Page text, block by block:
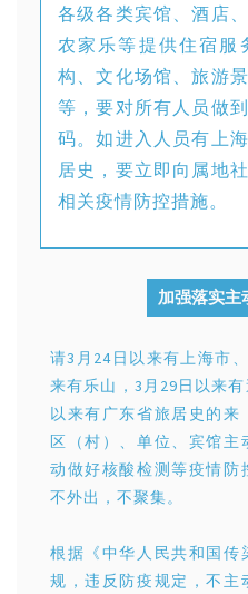
各级各类宾馆、酒店
农家乐等提供住宿服
构、文化场馆、旅游
等，要对所有人员做
码。如进入人员有上
居史，要立即向属地
相关疫情防控措施。
加强落实主
请3月24日以来有上海市
来有乐山，3月29日以来
以来有广东省旅居史的来
区（村）、单位、宾馆主
动做好核酸检测等疫情防
不外出，不聚集。
根据《中华人民共和国传
规，违反防疫规定，不主